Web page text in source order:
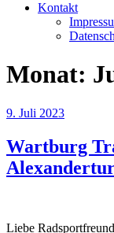
Kontakt
Monat:
Veröffentlicht
9. Juli 2023
Wartburg
Liebe